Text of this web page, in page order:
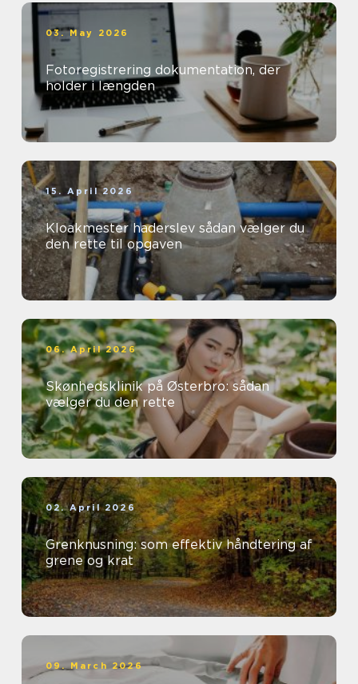
03. May 2026
Fotoregistrering dokumentation, der
holder i længden
15. April 2026
Kloakmester haderslev sådan vælger du
den rette til opgaven
06. April 2026
Skønhedsklinik på Østerbro: sådan
vælger du den rette
02. April 2026
Grenknusning: som effektiv håndtering af
grene og krat
09. March 2026